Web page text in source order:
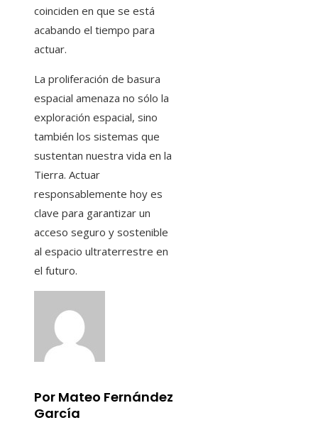
coinciden en que se está
acabando el tiempo para
actuar.
La proliferación de basura
espacial amenaza no sólo la
exploración espacial, sino
también los sistemas que
sustentan nuestra vida en la
Tierra. Actuar
responsablemente hoy es
clave para garantizar un
acceso seguro y sostenible
al espacio ultraterrestre en
el futuro.
Por Mateo Fernández
García